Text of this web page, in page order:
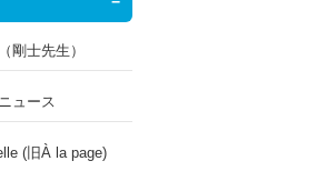
剛士先生）
ュース
(旧À la page)